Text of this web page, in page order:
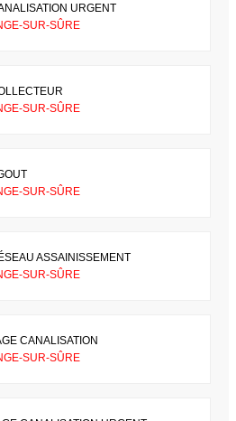
URGENT
SUR-SÛRE
SUR-SÛRE
SUR-SÛRE
ASSAINISSEMENT
SUR-SÛRE
CANALISATION
SUR-SÛRE